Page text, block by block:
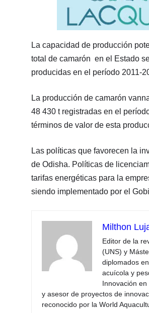
La capacidad de producción
total de camarón en el Estado
producidas en el período 2011-
La producción de camarón
48 430 t registradas en el
términos de valor de esta
Las políticas que favorecen la
de Odisha. Políticas de
tarifas energéticas para la
siendo implementado por el
Milthon
Editor de la
(UNS) y
diplomados
acuícola y
Innovación
y asesor de proyectos de
reconocido por la World